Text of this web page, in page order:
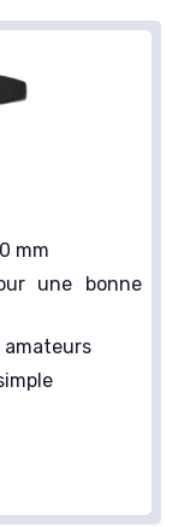
mm
une bonne
amateurs